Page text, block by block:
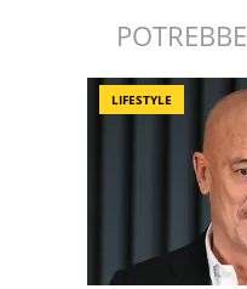
LIFESTYLE